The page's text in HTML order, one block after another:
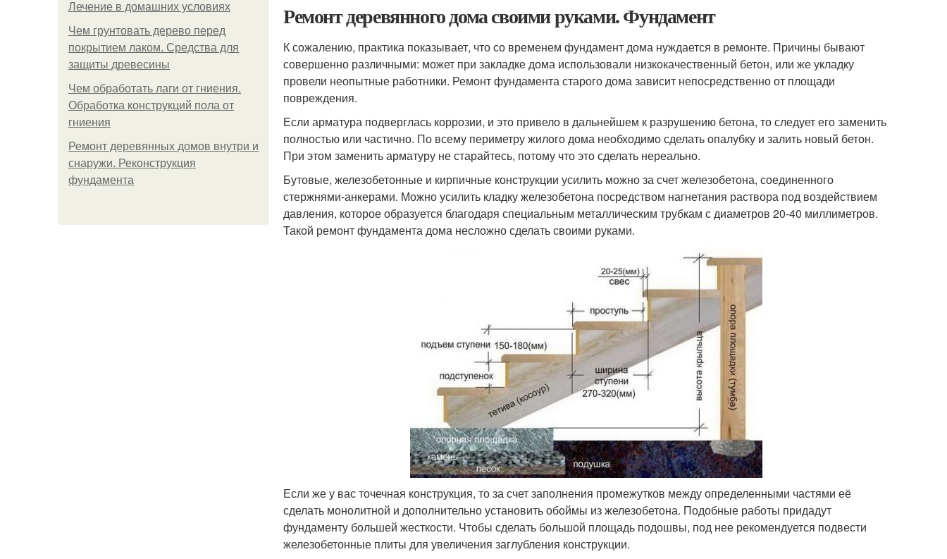
Лечение в домашних условиях
Чем грунтовать дерево перед
покрытием лаком. Средства для
защиты древесины
Чем обработать лаги от гниения.
Обработка конструкций пола от
гниения
Ремонт деревянных домов внутри и
снаружи. Реконструкция
фундамента
Ремонт деревянного дома своими руками. Фундамент
К сожалению, практика показывает, что со временем фундамент дома нуждается в ремонте. Причины бывают
совершенно различными: может при закладке дома использовали низкокачественный бетон, или же укладку
провели неопытные работники. Ремонт фундамента старого дома зависит непосредственно от площади
повреждения.
Если арматура подверглась коррозии, и это привело в дальнейшем к разрушению бетона, то следует его заменить
полностью или частично. По всему периметру жилого дома необходимо сделать опалубку и залить новый бетон.
При этом заменить арматуру не старайтесь, потому что это сделать нереально.
Бутовые, железобетонные и кирпичные конструкции усилить можно за счет железобетона, соединенного
стержнями-анкерами. Можно усилить кладку железобетона посредством нагнетания раствора под воздействием
давления, которое образуется благодаря специальным металлическим трубкам с диаметров 20-40 миллиметров.
Такой ремонт фундамента дома несложно сделать своими руками.
Если же у вас точечная конструкция, то за счет заполнения промежутков между определенными частями её
сделать монолитной и дополнительно установить обоймы из железобетона. Подобные работы придадут
фундаменту большей жесткости. Чтобы сделать большой площадь подошвы, под нее рекомендуется подвести
железобетонные плиты для увеличения заглубления конструкции.